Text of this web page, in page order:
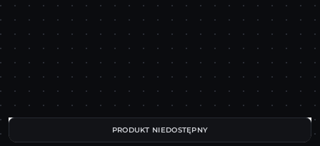
PRODUKT NIEDOSTĘPNY